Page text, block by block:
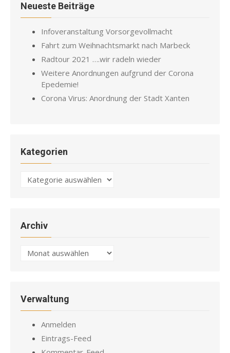
Neueste Beiträge
Infoveranstaltung Vorsorgevollmacht
Fahrt zum Weihnachtsmarkt nach Marbeck
Radtour 2021 ….wir radeln wieder
Weitere Anordnungen aufgrund der Corona
Epedemie!
Corona Virus: Anordnung der Stadt Xanten
Kategorien
Kategorien
Archiv
Archiv
Verwaltung
Anmelden
Eintrags-Feed